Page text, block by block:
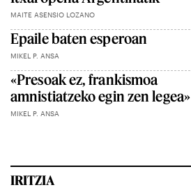
MAITE ASENSIO LOZANO
Epaile baten esperoan
MIKEL P. ANSA
«Presoak ez, frankismoa
amnistiatzeko egin zen legea»
MIKEL P. ANSA
IRITZIA